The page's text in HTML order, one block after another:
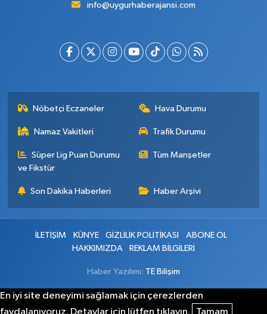
info@uygurhaberajansi.com
Nöbetçi Eczaneler Hava Durumu
Namaz Vakitleri Trafik Durumu
Süper Lig Puan Durumu
ve Fikstür
Tüm Manşetler
Son Dakika Haberleri Haber Arşivi
İLETİŞİM KÜNYE GİZLİLİK POLİTİKASI
ABONE OL
HAKKIMIZDA
REKLAM BİLGİLERİ
Haber Yazılımı: TE Bilişim
En iyi site deneyimi sağlamak için çerezlerden
faydalanıyoruz. Detaylar için lütfen tıklayın.
Tamam